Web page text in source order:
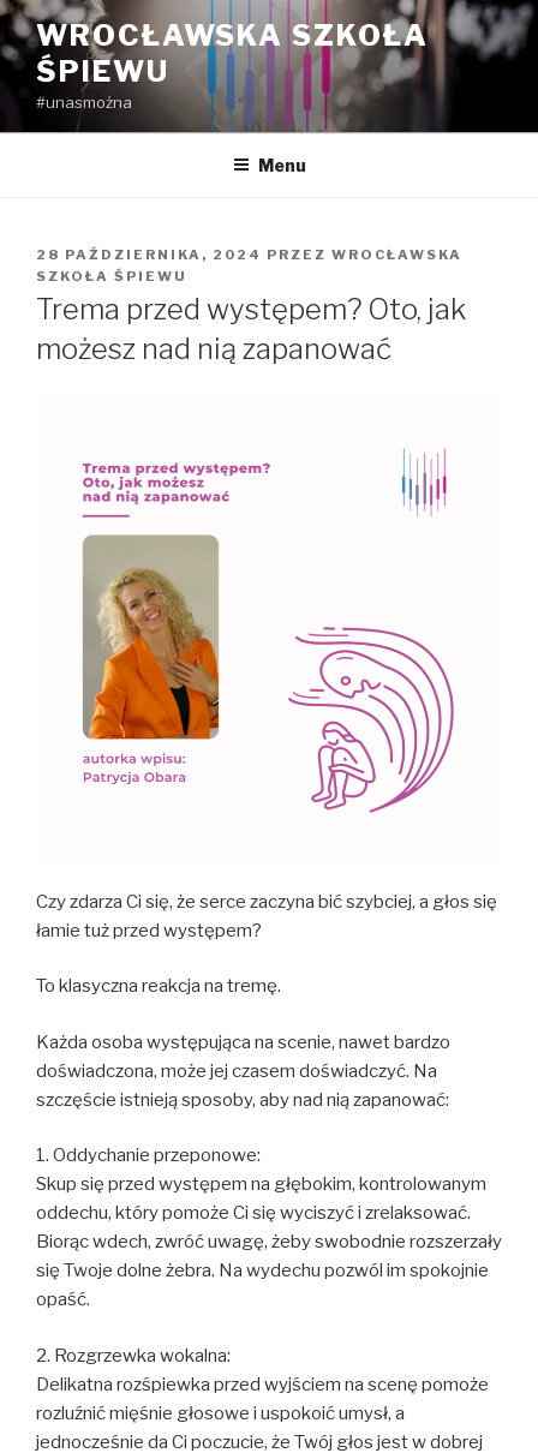
Przejdź
do
treści
WROCŁAWSKA SZKOŁA
ŚPIEWU
#unasmożna
Menu
OPUBLIKOWANE
W
28 PAŹDZIERNIKA, 2024 PRZEZ WROCŁAWSKA
SZKOŁA ŚPIEWU
Trema przed występem? Oto, jak
możesz nad nią zapanować
Czy zdarza Ci się, że serce zaczyna bić szybciej, a głos się
łamie tuż przed występem?
To klasyczna reakcja na tremę.
Każda osoba występująca na scenie, nawet bardzo
doświadczona, może jej czasem doświadczyć. Na
szczęście istnieją sposoby, aby nad nią zapanować:
1. Oddychanie przeponowe:
Skup się przed występem na głębokim, kontrolowanym
oddechu, który pomoże Ci się wyciszyć i zrelaksować.
Biorąc wdech, zwróć uwagę, żeby swobodnie rozszerzały
się Twoje dolne żebra. Na wydechu pozwól im spokojnie
opaść.
2. Rozgrzewka wokalna:
Delikatna rozśpiewka przed wyjściem na scenę pomoże
rozluźnić mięśnie głosowe i uspokoić umysł, a
jednocześnie da Ci poczucie, że Twój głos jest w dobrej